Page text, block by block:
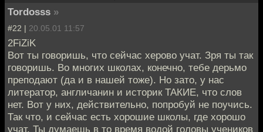
Tordosss »
#22 | 20.05.01 11:57
2FiZiK
Вот ты говоришь, что сейчас херово учат. Зря ты так
говоришь. Во многих школах, конечно, тебе дерьмо
преподают (да и в нашей тоже). Но зато, у нас
литератор, англичанин и историк ТАКИЕ, что слов
нет. Вот у них, действительно, попробуй не поучись.
Так что, и сейчас есть хорошие школы, где хорошо
учат. Ты думаешь в то время водой головы учеников